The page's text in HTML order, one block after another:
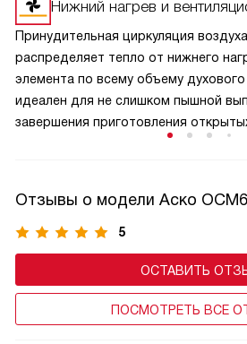
важно для деликатных
размораживания. Продукты
и питательные вещества.
Нижний нагрев и
Принудительная циркуляция
распределяет тепло от нижнего
элемента по всему объему
идеален для не слишком пышной
завершения приготовления
Отзывы о модели Аско
5
ОСТАВИТЬ
ПОСМОТРЕТЬ ВСЕ